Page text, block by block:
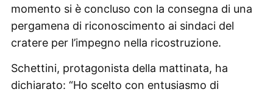
momento si è concluso con la consegna di una
pergamena di riconoscimento ai sindaci del
cratere per l’impegno nella ricostruzione.
Schettini, protagonista della mattinata, ha
dichiarato: “Ho scelto con entusiasmo di